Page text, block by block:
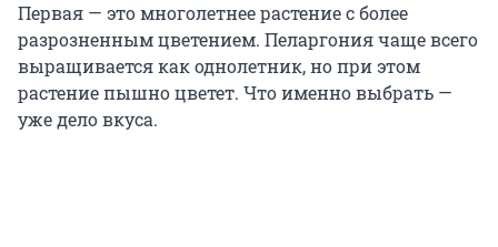
Первая — это многолетнее растение с более
разрозненным цветением. Пеларгония чаще всего
выращивается как однолетник, но при этом
растение пышно цветет. Что именно выбрать —
уже дело вкуса.